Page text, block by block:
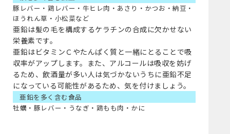
豚レバー・鶏レバー・牛ヒレ肉・あさり・かつお・納豆・
ほうれん草・小松菜など
亜鉛は髪の毛を構成するケラチンの合成に欠かせない
栄養素です。
亜鉛はビタミンＣやたんぱく質と一緒にとることで吸
収率がアップします。また、アルコールは吸収を妨げ
るため、飲酒量が多い人は気づかないうちに亜鉛不足
になっている可能性があるため、気を付けましょう。
亜鉛を多く含む食品
牡蠣・豚レバー・うなぎ・鶏もも肉・かに